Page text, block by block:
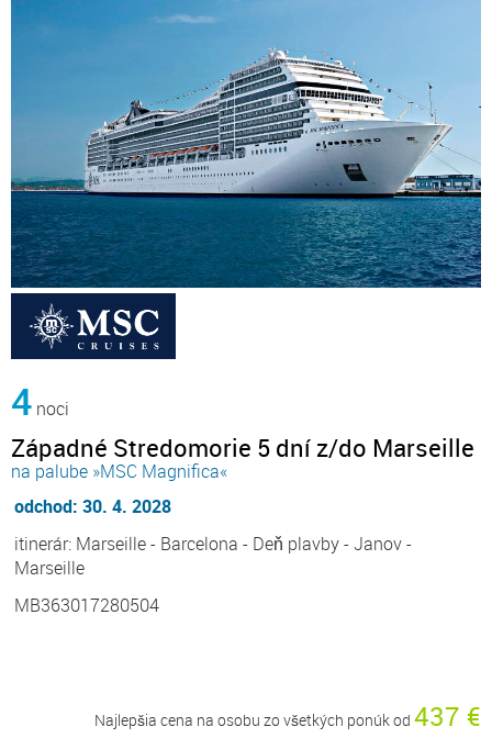
4 noci
Západné Stredomorie 5 dní z/do Marseille
na palube »MSC Magnifica«
odchod: 30. 4. 2028
itinerár: Marseille - Barcelona - Deň plavby - Janov -
Marseille
MB363017280504
Najlepšia cena na osobu zo všetkých ponúk od 437 €